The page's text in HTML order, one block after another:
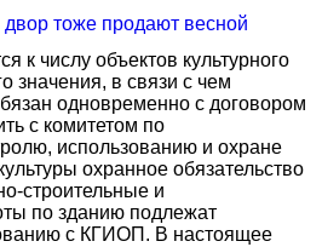
тоже продают весной
к числу объектов культурного
значения, в связи с чем
одновременно с договором
с комитетом по
использованию и охране
охранное обязательство
строительные и
по зданию подлежат
с КГИОП. В настоящее